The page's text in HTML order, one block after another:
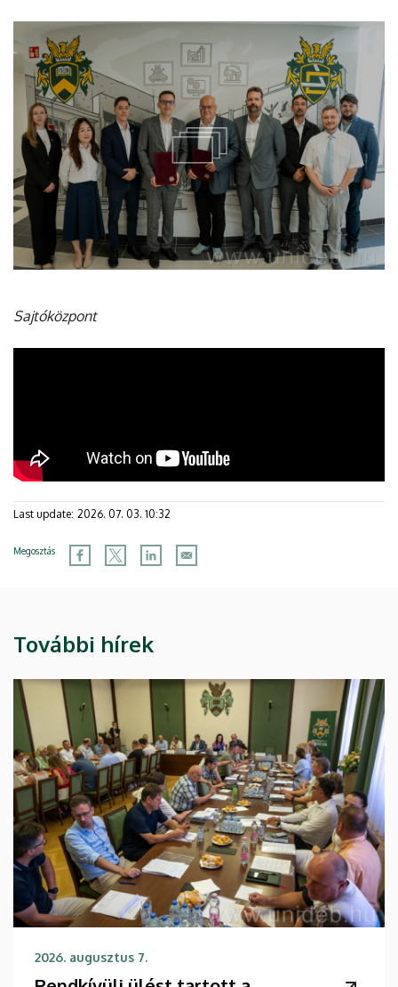
Sajtóközpont
Last update: 2026. 07. 03. 10:32
Megosztás
További hírek
2026. augusztus 7.